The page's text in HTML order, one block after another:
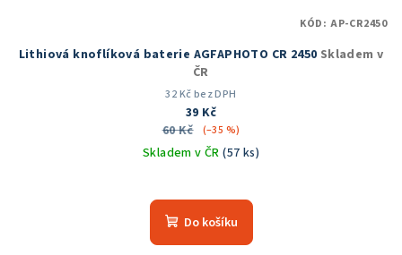
Lithiová knoflíková baterie AGFAPHOTO CR 2450 Skladem v
ČR
32 Kč bez DPH
39 Kč
60 Kč
(–35 %)
Skladem v ČR(57 ks)
hodnocení
produktu
Do košíku
KÓD: AP-CR2450